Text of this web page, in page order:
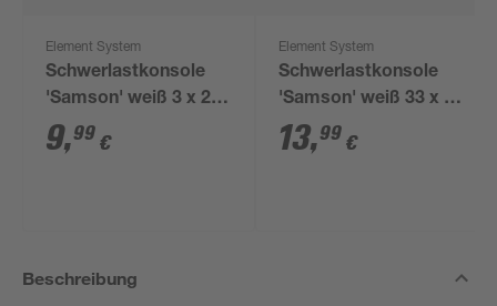
Element System
Schwerlastkonsole
'Samson' weiß 3 x 21
cm
9,99 €
Element System
Schwerlastkonsole
'Samson' weiß 33 x 50
cm
13,99 €
Beschreibung